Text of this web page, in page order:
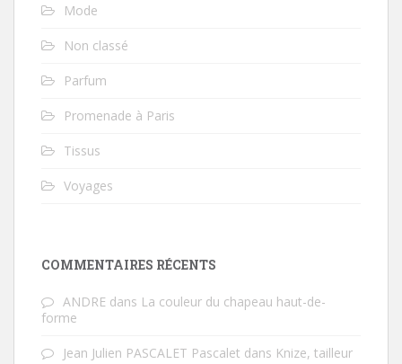
Mode
Non classé
Parfum
Promenade à Paris
Tissus
Voyages
COMMENTAIRES RÉCENTS
ANDRE dans La couleur du chapeau haut-de-
forme
Jean Julien PASCALET Pascalet dans Knize, tailleur